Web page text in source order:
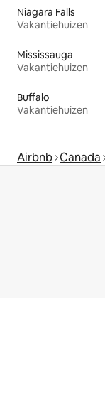
Niagara Falls
Vakantiehuizen
Mississauga
Vakantiehuizen
Buffalo
Vakantiehuizen
Airbnb Canada